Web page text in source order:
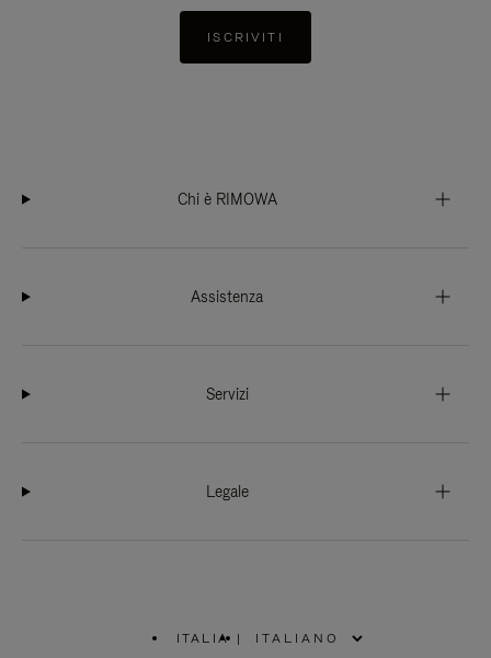
ISCRIVITI
Chi è RIMOWA
Assistenza
Servizi
Legale
ITALIA |